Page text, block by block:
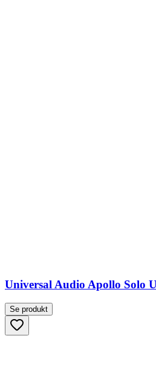
Universal Audio Apollo Solo
Se produkt